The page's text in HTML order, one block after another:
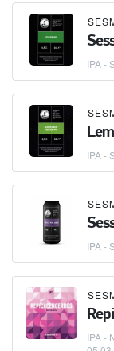
IPA -
IPA -
IPA -
IPA -